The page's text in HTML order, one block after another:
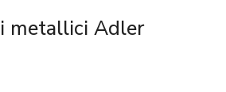
metallici Adler